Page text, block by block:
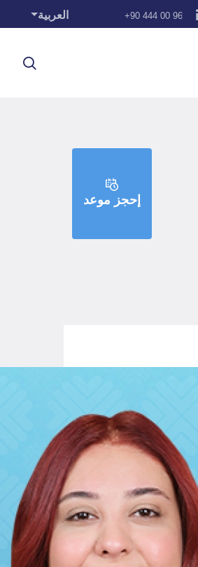
+90 444 00 96 العربية
إحجز موعد